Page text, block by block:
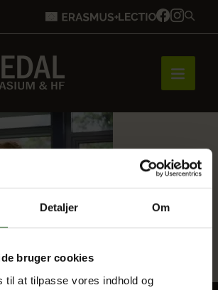
Detaljer Om
bruger cookies
til at tilpasse vores indhold og